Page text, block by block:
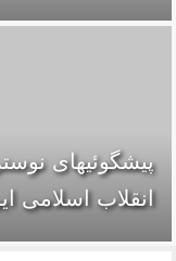
پیشگوئیهای
انقلاب اسلامی